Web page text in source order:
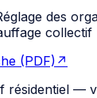
des
collectif
(PDF) ↗
résidentiel —